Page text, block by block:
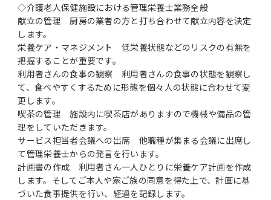
◇介護老人保健施設における管理栄養士業務全般
献立の管理 厨房の業者の方と打ち合わせて献立内容を決定
します。
栄養ケア・マネジメント 低栄養状態などのリスクの有無を
把握することが重要です。
利用者さんの食事の観察 利用者さんの食事の状態を観察し
て、食べやすくするために形態を個々人の状態に合わせて変
更します。
喫茶の管理 施設内に喫茶店がありますので機械や備品の管
理をしていただきます。
サービス担当者会議への出席 他職種が集まる会議に出席し
て管理栄養士からの発言を行います。
計画書の作成 利用者さん一人ひとりに栄養ケア計画を作成
します。そしてご本人や家ご族の同意を得た上で、計画に基
づいた食事提供を行い、経過を記録します。